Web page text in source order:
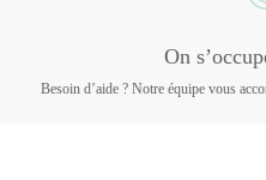
On
Besoin d’aide ? Notre équipe vous